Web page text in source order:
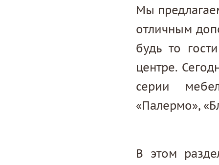
Мы
отличным
будь то
центре.
серии
«Палермо»,
В этом